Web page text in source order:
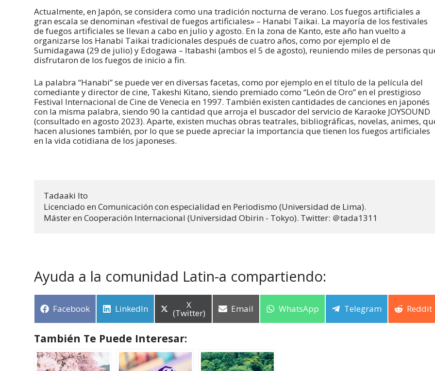
Actualmente, en Japón, se considera como una tradición nocturna de verano. Los fuegos artificiales a
gran escala se denominan «festival de fuegos artificiales» – Hanabi Taikai. La mayoría de los festivales
de fuegos artificiales se llevan a cabo en julio y agosto. En la zona de Kanto, este año han vuelto a
organizarse los Hanabi Taikai tradicionales después de cuatro años, como por ejemplo el de
Sumidagawa (29 de julio) y Edogawa – Itabashi (ambos el 5 de agosto), reuniendo miles de personas
disfrutaron de los fuegos de inicio a fin.
La palabra “Hanabi” se puede ver en diversas facetas, como por ejemplo en el título de la película del
comediante y director de cine, Takeshi Kitano, siendo premiado como “León de Oro” en el prestigioso
Festival Internacional de Cine de Venecia en 1997. También existen cantidades de canciones en japonés
con la misma palabra, siendo 90 la cantidad que arroja el buscador del servicio de Karaoke JOYSOUND
(consultado en agosto 2023). Aparte, existen muchas obras teatrales, bibliográficas, novelas, animes,
hacen alusiones también, por lo que se puede apreciar la importancia que tienen los fuegos artificiales
en la vida cotidiana de los japoneses.
Tadaaki Ito
Licenciado en Comunicación con especialidad en Periodismo (Universidad de Lima).
Máster en Cooperación Internacional (Universidad Obirin - Tokyo). Twitter: ＠tada1311
Ayuda a la comunidad Latin-a compartiendo:
Facebook LinkedIn X
(Twitter) Email WhatsApp Telegram Reddit
También Te Puede Interesar: